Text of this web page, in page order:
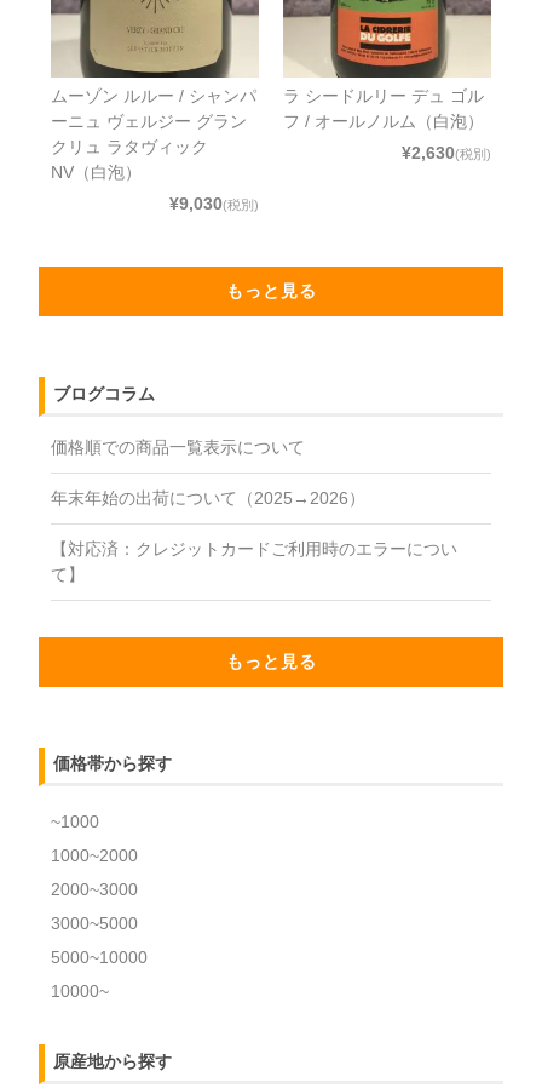
ムーゾン ルルー / シャンパ
ーニュ ヴェルジー グラン
クリュ ラタヴィック
NV（白泡）
¥9,030(税別)
ラ シードルリー デュ ゴル
フ / オールノルム（白泡）
¥2,630(税別)
もっと見る
ブログコラム
価格順での商品一覧表示について
年末年始の出荷について（2025→2026）
【対応済：クレジットカードご利用時のエラーについ
て】
もっと見る
価格帯から探す
~1000
1000~2000
2000~3000
3000~5000
5000~10000
10000~
原産地から探す